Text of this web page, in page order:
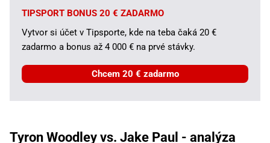
TIPSPORT BONUS 20 € ZADARMO
Vytvor si účet v Tipsporte, kde na teba čaká 20 €
zadarmo a bonus až 4 000 € na prvé stávky.
Chcem 20 € zadarmo
Tyron Woodley vs. Jake Paul - analýza